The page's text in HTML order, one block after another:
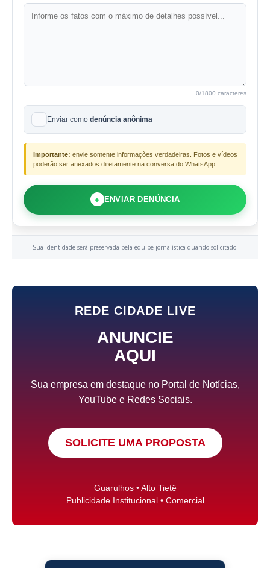
0/1800 caracteres
Enviar como denúncia anônima
Importante: envie somente informações verdadeiras. Fotos e vídeos
poderão ser anexados diretamente na conversa do WhatsApp.
● ENVIAR DENÚNCIA
Sua identidade será preservada pela equipe jornalística quando solicitado.
REDE CIDADE LIVE
ANUNCIE
AQUI
Sua empresa em destaque no Portal de Notícias,
YouTube e Redes Sociais.
SOLICITE UMA PROPOSTA
Guarulhos • Alto Tietê
Publicidade Institucional • Comercial